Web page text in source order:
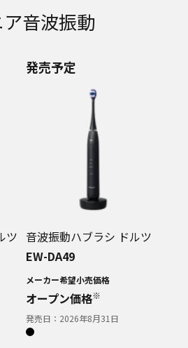
ア音波振動
ツ
発売予定
音波振動ハブラシ ドルツ
EW-DA49
メーカー希望小売価格
オープン価格※
発売日： 2026年8月31日